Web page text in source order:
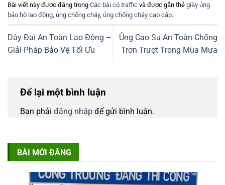
Bài viết này được đăng trong Các bài có traffic và được gắn thẻ giày ủng
bảo hộ lao động ủng chống cháy, ủng chống cháy cao cấp.
Dây Đai An Toàn Lao Động –
Giải Pháp Bảo Vệ Tối Ưu
Ủng Cao Su An Toàn Chống
Trơn Trượt Trong Mùa Mưa
Để lại một bình luận
Bạn phải đăng nhập để gửi bình luận.
BÀI MỚI ĐĂNG